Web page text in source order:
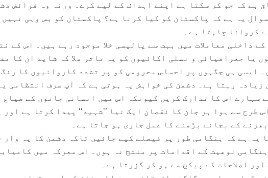
ہے کہ جو کر سکتا ہے اپنے اہداف کے لیے کرے۔ ورنہ وہ فرائض
یہ ہے کہ پاکستان کو کیا کرنا ہے؟ پاکستان کو بس وہی نہیں
کروانا چاہتا ہے۔
داخلی معاملات میں بہت سے پالیسی خلا موجود رہے ہیں۔ اس کے
یا جغرافیائی و نسلی اکائیوں کو یہ تاثر ملا کہ شاید ان کا
ایسی ہی جگہوں پر احساس محرومی کو پر تشدد کاروائیوں کا رنگ
زیادہ رہتا ہے۔ دشمن کی خواہش یہ ہوتی ہے کہ آپ صرف انتظامی
سہارے اس کا تدارک کریں کیونکہ اس میں انسانی جانوں کے ضیاع
طرح سے ہوا ہر جان کا نقصان ایک نیا ’’شہید‘‘ پیدا کرتا ہے اور
کے بجائے بڑھنے کا عمل جاری ہو جاتا ہے۔
یہ ہے کہ ہنگامی طور پر فیصلے کیے جائیں تاکہ دشمن کا یہ وار
نوعیت کے اقدامات پر منتج نہ ہوں۔ اس معرکہ میں
اور اصلاحات کے پیکج سے ہو کر گزرتا ہے۔